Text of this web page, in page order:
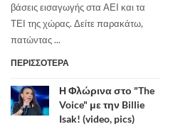
βάσεις εισαγωγής στα ΑΕΙ και τα
ΤΕΙ της χώρας. Δείτε παρακάτω,
πατώντας ...
ΠΕΡΙΣΣΟΤΕΡΑ
Η Φλώρινα στο "The
Voice" με την Billie
Isak! (video, pics)